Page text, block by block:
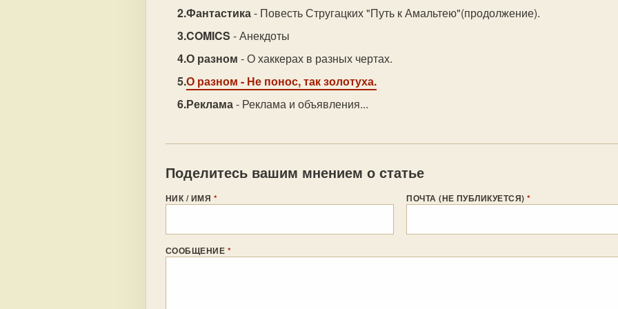
Фантастика- Повесть Стругацких "Путь к Амальтею"(продолжение).
COMICS - Анекдоты
О разном - О хаккерах в разных чертах.
О разном - Не понос, так золотуха.
Реклама- Реклама и объявления...
Поделитесь вашим мнением о статье
НИК / ИМЯ * ПОЧТА (НЕ ПУБЛИКУЕТСЯ)*
СООБЩЕНИЕ *